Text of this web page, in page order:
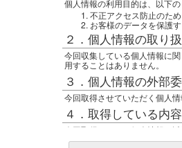
個人情報の利用目的は、以下
不正アクセス防止のため
お客様のデータを保護
２．個人情報の取り
今回収集している個人情報に
用することはありません。
３．個人情報の外部
今回取得させていただく個人
４．取得している内
今回取得している個人情報は
任意の名前